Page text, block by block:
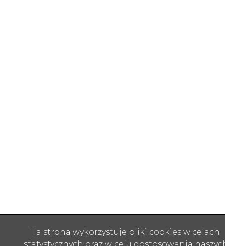
Ta strona wykorzystuje pliki cookies w celach
statystycznych oraz w celu dostosowania